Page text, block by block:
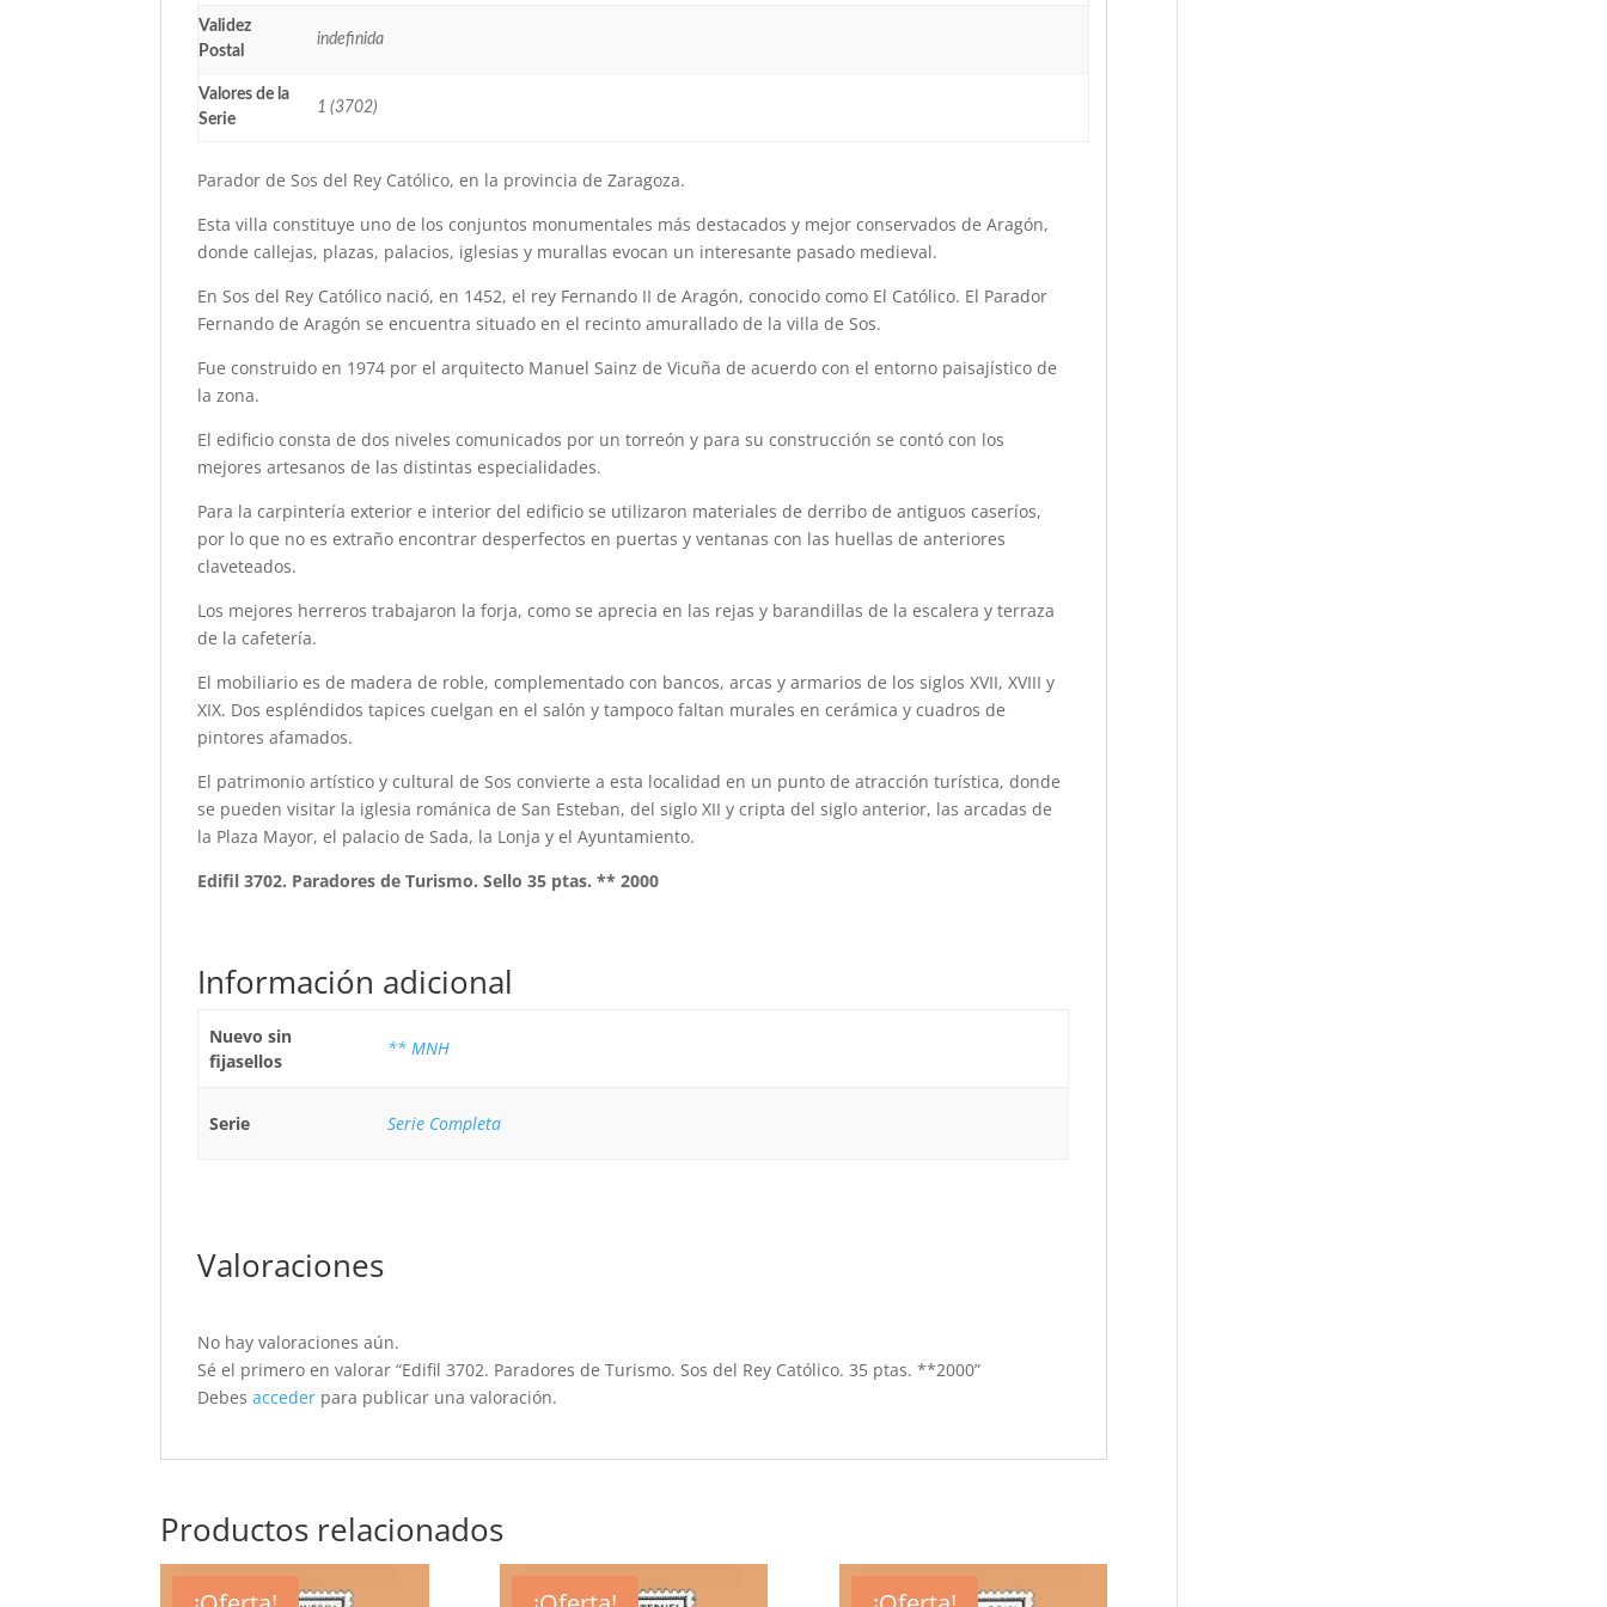
Validez
Postal
indefinida
Valores de la
Serie
1 (3702)
Parador de Sos del Rey Católico, en la provincia de Zaragoza.
Esta villa constituye uno de los conjuntos monumentales más destacados y mejor conservados de Aragón,
donde callejas, plazas, palacios, iglesias y murallas evocan un interesante pasado medieval.
En Sos del Rey Católico nació, en 1452, el rey Fernando II de Aragón, conocido como El Católico. El Parador
Fernando de Aragón se encuentra situado en el recinto amurallado de la villa de Sos.
Fue construido en 1974 por el arquitecto Manuel Sainz de Vicuña de acuerdo con el entorno paisajístico de
la zona.
El edificio consta de dos niveles comunicados por un torreón y para su construcción se contó con los
mejores artesanos de las distintas especialidades.
Para la carpintería exterior e interior del edificio se utilizaron materiales de derribo de antiguos caseríos,
por lo que no es extraño encontrar desperfectos en puertas y ventanas con las huellas de anteriores
claveteados.
Los mejores herreros trabajaron la forja, como se aprecia en las rejas y barandillas de la escalera y terraza
de la cafetería.
El mobiliario es de madera de roble, complementado con bancos, arcas y armarios de los siglos XVII, XVIII y
XIX. Dos espléndidos tapices cuelgan en el salón y tampoco faltan murales en cerámica y cuadros de
pintores afamados.
El patrimonio artístico y cultural de Sos convierte a esta localidad en un punto de atracción turística, donde
se pueden visitar la iglesia románica de San Esteban, del siglo XII y cripta del siglo anterior, las arcadas de
la Plaza Mayor, el palacio de Sada, la Lonja y el Ayuntamiento.
Edifil 3702. Paradores de Turismo. Sello 35 ptas. ** 2000
Información adicional
Nuevo sin
fijasellos
** MNH
Serie Serie Completa
Valoraciones
No hay valoraciones aún.
Sé el primero en valorar “Edifil 3702. Paradores de Turismo. Sos del Rey Católico. 35 ptas. **2000”
Debesacceder para publicar una valoración.
Productos relacionados